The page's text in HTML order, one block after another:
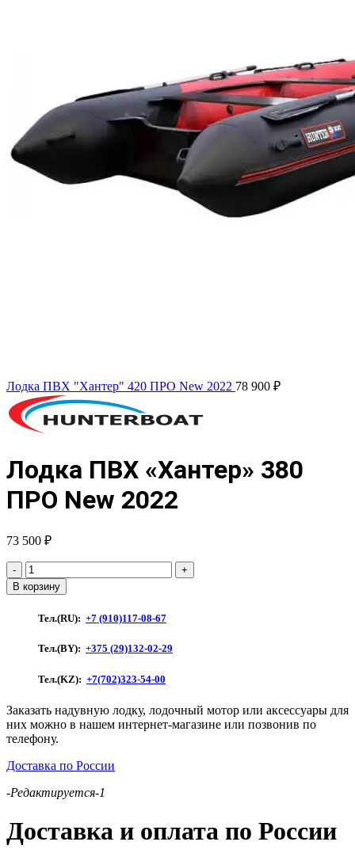
Лодка ПВХ "Хантер" 420 ПРО New 2022 78 900 ₽
Лодка ПВХ «Хантер» 380
ПРО New 2022
73 500 ₽
Количество
товара
Лодка
"Хантер"
ПРО
2022
В корзину
Тел.(RU): +7 (910)117-08-67
Тел.(BY): +375 (29)132-02-29
Тел.(KZ): +7(702)323-54-00
Заказать надувную лодку, лодочный мотор или аксессуары для
них можно в нашем интернет-магазине или позвонив по
телефону.
Доставка по России
-Редактируется-1
Доставка и оплата по России